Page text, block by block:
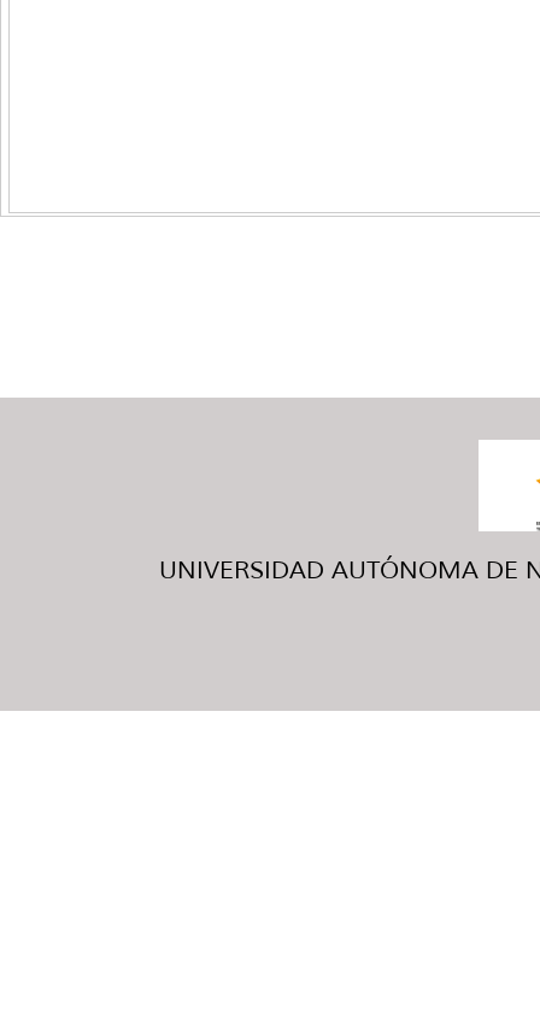
UNIVERSIDAD AUTÓNOMA DE